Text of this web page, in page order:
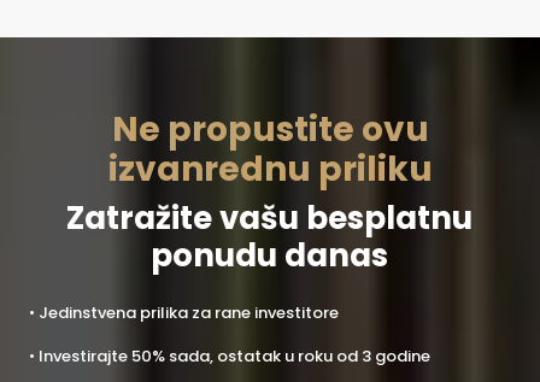
Ne propustite ovu
izvanrednu priliku
Zatražite vašu besplatnu
ponudu danas
• Jedinstvena prilika za rane investitore
• Investirajte 50% sada, ostatak u roku od 3 godine